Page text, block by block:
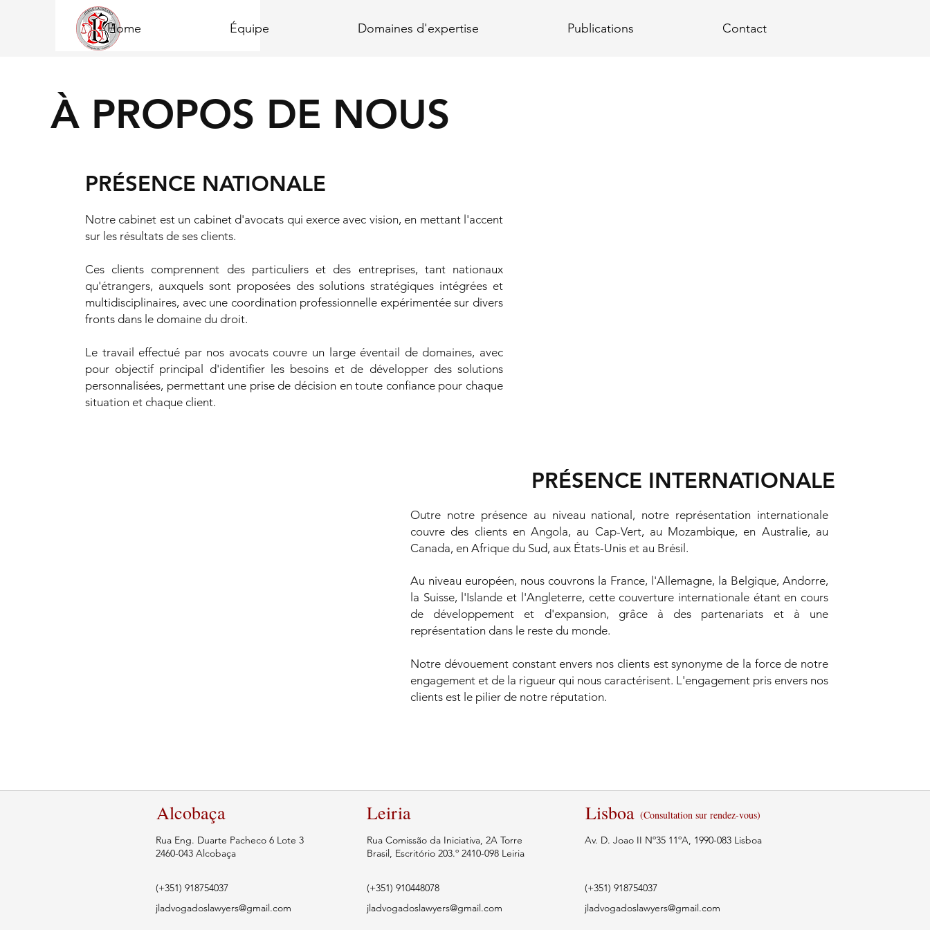
Home Équipe Domaines d'expertise Publications Contact
À PROPOS DE NOUS
PRÉSENCE NATIONALE
Notre cabinet est un cabinet d'avocats qui exerce avec vision, en mettant l'accent
sur les résultats de ses clients.
Ces clients comprennent des particuliers et des entreprises, tant nationaux
qu'étrangers, auxquels sont proposées des solutions stratégiques intégrées et
multidisciplinaires, avec une coordination professionnelle expérimentée sur divers
fronts dans le domaine du droit.
Le travail effectué par nos avocats couvre un large éventail de domaines, avec
pour objectif principal d'identifier les besoins et de développer des solutions
personnalisées, permettant une prise de décision en toute confiance pour chaque
situation et chaque client.
PRÉSENCE INTERNATIONALE
Outre notre présence au niveau national, notre représentation internationale
couvre des clients en Angola, au Cap-Vert, au Mozambique, en Australie, au
Canada, en Afrique du Sud, aux États-Unis et au Brésil.​
Au niveau européen, nous couvrons la France, l'Allemagne, la Belgique, Andorre,
la Suisse, l'Islande et l'Angleterre, cette couverture internationale étant en cours
de développement et d'expansion, grâce à des partenariats et à une
représentation dans le reste du monde.
Notre dévouement constant envers nos clients est synonyme de la force de notre
engagement et de la rigueur qui nous caractérisent. L'engagement pris envers nos
clients est le pilier de notre réputation.
Alcobaça
Rua Eng. Duarte Pacheco 6 Lote 3
2460-043 Alcobaça
(+351) 918754037
jladvogadoslawyers@gmail.com
Leiria
Rua Comissão da Iniciativa, 2A Torre
Brasil, Escritório 203.º 2410-098 Leiria
(+351) 910448078
jladvogadoslawyers@gmail.com
Lisboa (Consultation sur rendez-vous)
Av. D. Joao II Nº35 11ºA, 1990-083 Lisboa
(+351) 918754037
jladvogadoslawyers@gmail.com